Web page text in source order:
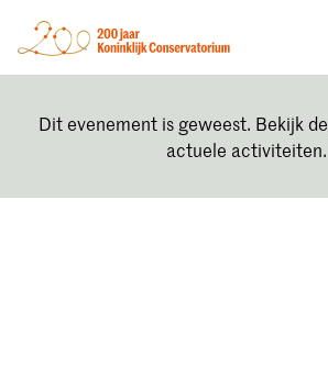
Dit evenement is geweest. Bekijk de
actuele activiteiten.